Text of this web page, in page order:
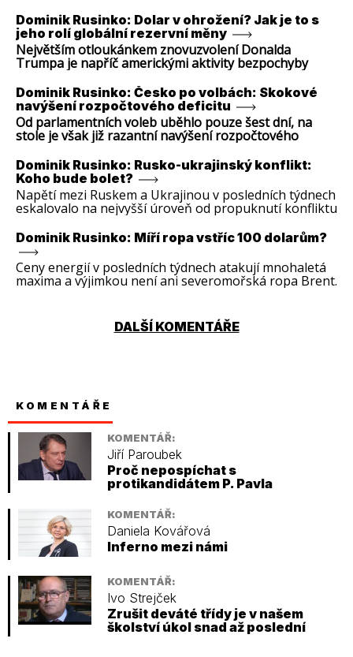
plánovaných deficitem 241 miliard, nicméně bližší
pohled do struktury ukazuje na některé
problematické aspekty.
Dominik Rusinko: Dolar v ohrožení? Jak je to s
jeho rolí globální rezervní měny
Největším otloukánkem znovuzvolení Donalda
Trumpa je napříč americkými aktivity bezpochyby
Dominik Rusinko: Česko po volbách: Skokové
navýšení rozpočtového deficitu
Od parlamentních voleb uběhlo pouze šest dní, na
stole je však již razantní navýšení rozpočtového
Dominik Rusinko: Rusko-ukrajinský konflikt:
Koho bude bolet?
Napětí mezi Ruskem a Ukrajinou v posledních týdnech
eskalovalo na nejvyšší úroveň od propuknutí konfliktu
Dominik Rusinko: Míří ropa vstříc 100 dolarům?
Ceny energií v posledních týdnech atakují mnohaletá
maxima a výjimkou není ani severomořská ropa Brent.
DALŠÍ KOMENTÁŘE
KOMENTÁŘE
KOMENTÁŘ:
Jiří Paroubek
Proč nepospíchat s
protikandidátem P. Pavla
KOMENTÁŘ:
Daniela Kovářová
Inferno mezi námi
KOMENTÁŘ:
Ivo Strejček
Zrušit deváté třídy je v našem
školství úkol snad až poslední